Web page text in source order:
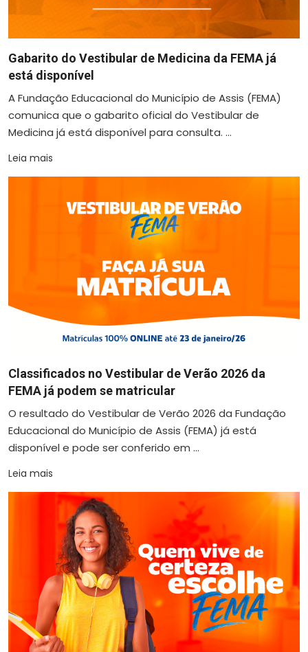
Gabarito do Vestibular de Medicina da FEMA já
está disponível
A Fundação Educacional do Município de Assis (FEMA)
comunica que o gabarito oficial do Vestibular de
Medicina já está disponível para consulta. ...
Leia mais
Classificados no Vestibular de Verão 2026 da
FEMA já podem se matricular
O resultado do Vestibular de Verão 2026 da Fundação
Educacional do Município de Assis (FEMA) já está
disponível e pode ser conferido em ...
Leia mais